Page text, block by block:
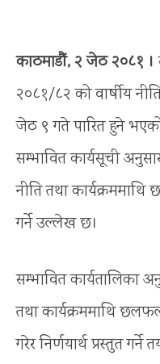
काठमाडौं, २ जेठ २०८१ ।
२०८१/८२ को वार्षीय
जेठ ९ गते पारित हुने
सम्भावित कार्यसूची
नीति तथा
गर्ने उल्लेख छ।
सम्भावित कार्यतालिका
तथा कार्यक्रममाथि
गरेर निर्णयार्थ प्रस्तुत